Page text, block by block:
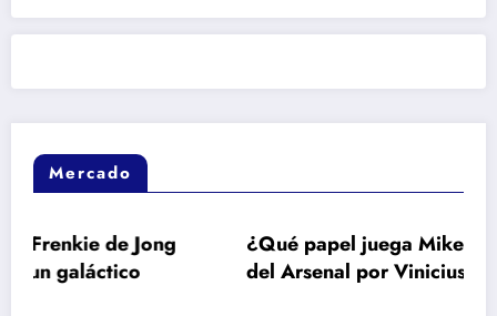
Mercado
Jong
¿Qué papel juega Mikel Arteta en el
del Arsenal por Vinicius?